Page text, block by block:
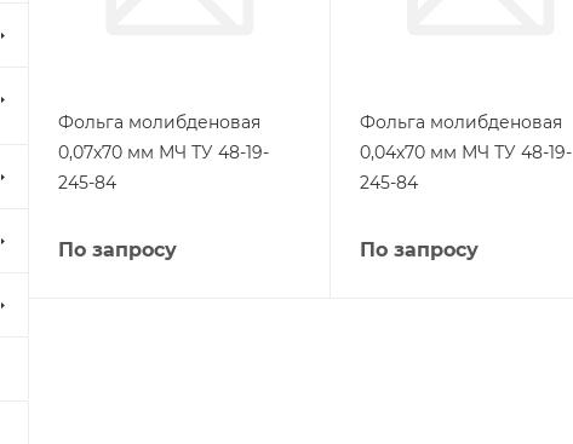
Фольга молибденовая
0,07х70 мм МЧ ТУ 48-19-
245-84
По запросу
Фольга молибденовая
0,04х70 мм МЧ ТУ 48-19-
245-84
По запросу